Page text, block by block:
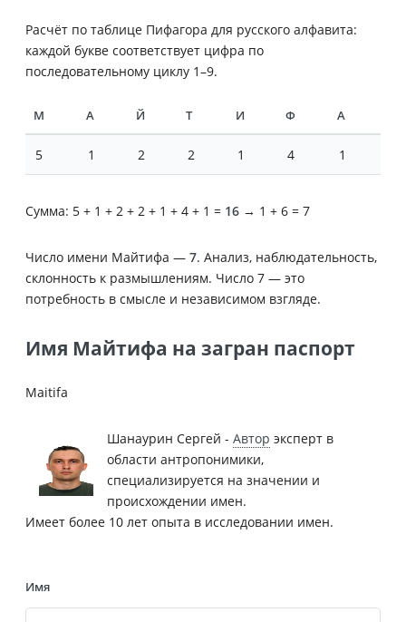
Расчёт по таблице Пифагора для русского алфавита:
каждой букве соответствует цифра по
последовательному циклу 1–9.
М А Й Т И Ф А
5 1 2 2 1 4 1
Сумма: 5 + 1 + 2 + 2 + 1 + 4 + 1 = 16 → 1 + 6 = 7
Число имени Майтифа — 7. Анализ, наблюдательность,
склонность к размышлениям. Число 7 — это
потребность в смысле и независимом взгляде.
Имя Майтифа на загран паспорт
Maitifa
Шанаурин Сергей - Автор эксперт в
области антропонимики,
специализируется на значении и
происхождении имен.
Имеет более 10 лет опыта в исследовании имен.
Имя